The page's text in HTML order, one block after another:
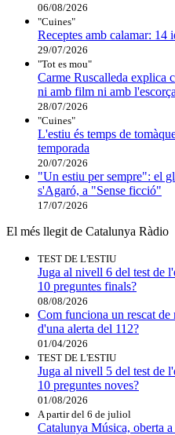
06/08/2026
"Cuines"
Receptes amb calamar: 14
29/07/2026
"Tot es mou"
Carme Ruscalleda explica
ni amb film ni amb l'escorça
28/07/2026
"Cuines"
L'estiu és temps de
temporada
20/07/2026
"Un estiu per sempre": el
s'Agaró, a "Sense ficció"
17/07/2026
El més llegit de Catalunya Ràdio
TEST DE L'ESTIU
Juga al nivell 6 del test de
10 preguntes finals?
08/08/2026
Com funciona un rescat de
d'una alerta del 112?
01/04/2026
TEST DE L'ESTIU
Juga al nivell 5 del test de
10 preguntes noves?
01/08/2026
A partir del 6 de juliol
Catalunya Música, oberta